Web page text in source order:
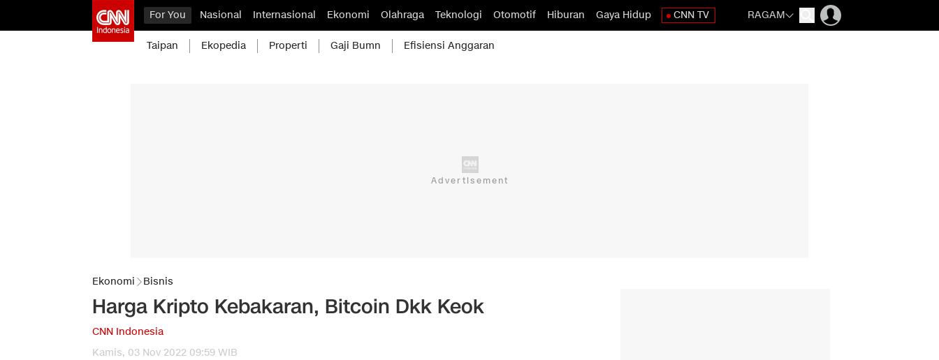
For You Nasional Internasional Ekonomi Olahraga Teknologi Otomotif Hiburan Gaya Hidup CNN TV RAGAM
Taipan Ekopedia Properti Gaji Bumn Efisiensi Anggaran
Ekonomi Bisnis
Harga Kripto Kebakaran, Bitcoin Dkk Keok
CNN Indonesia
Kamis, 03 Nov 2022 09:59 WIB